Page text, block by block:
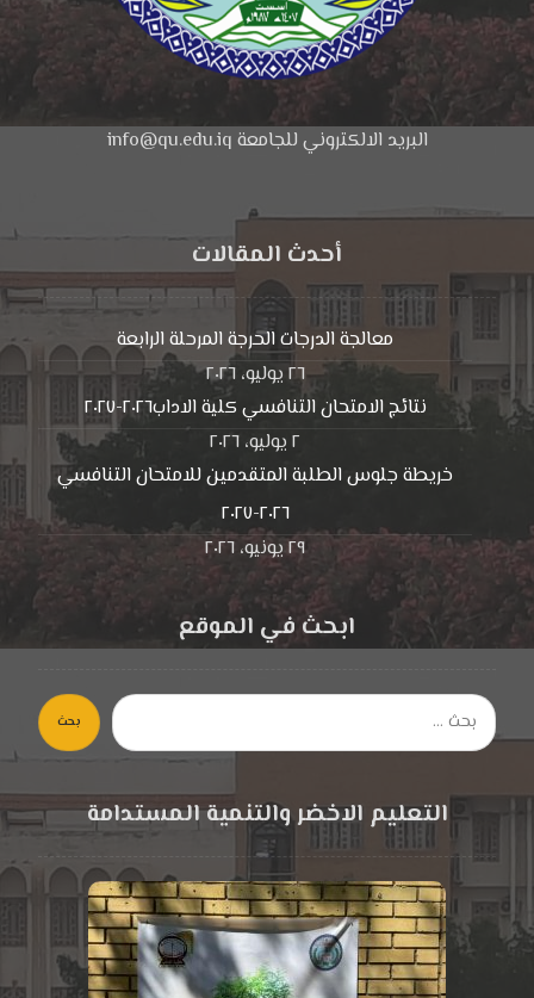
البريد الالكتروني للجامعة info@qu.edu.iq
أحدث المقالات
معالجة الدرجات الحرجة المرحلة الرابعة
٢٦ يوليو، ٢٠٢٦
نتائج الامتحان التنافسي كلية الاداب٢٠٢٦-٢٠٢٧
٢ يوليو، ٢٠٢٦
خريطة جلوس الطلبة المتقدمين للامتحان التنافسي
٢٠٢٦-٢٠٢٧
٢٩ يونيو، ٢٠٢٦
ابحث في الموقع
بحث
التعليم الاخضر والتنمية المستدامة